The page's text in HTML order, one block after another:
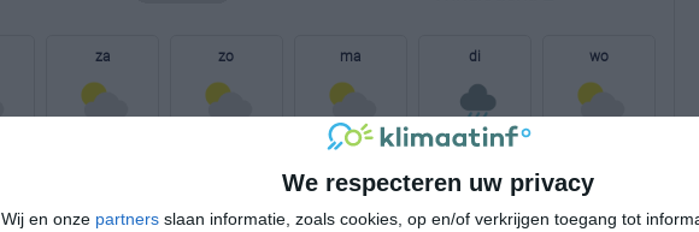
We respecteren uw privacy
Wij en onze partners slaan informatie, zoals cookies, op en/of verkrijgen toegang tot
za zo ma
30° 17°
di
30° 16°
wo
26°C 21°C 20°C 20°C